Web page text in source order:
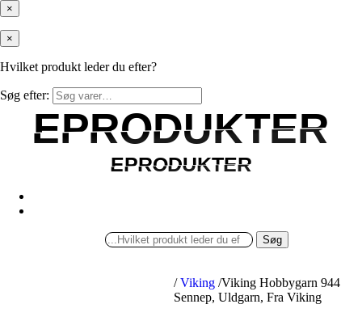
×
×
Hvilket produkt leder du efter?
Søg efter:
EPRODUKTER
EPRODUKTER
EPRODUKTER
EPRODUKTER
Søg
/ Viking /Viking Hobbygarn 944
Sennep, Uldgarn, Fra Viking